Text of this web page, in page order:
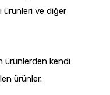
ürünleri ve diğer
ürünlerden kendi
ürünler.